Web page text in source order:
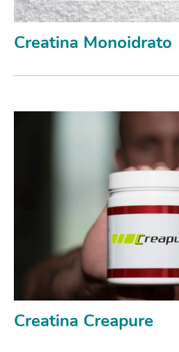
Creatina Monoidrato
Creatina Creapure